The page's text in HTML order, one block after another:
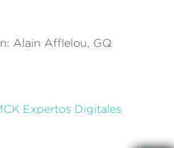
Alain Afflelou, GQ
Expertos Digitales